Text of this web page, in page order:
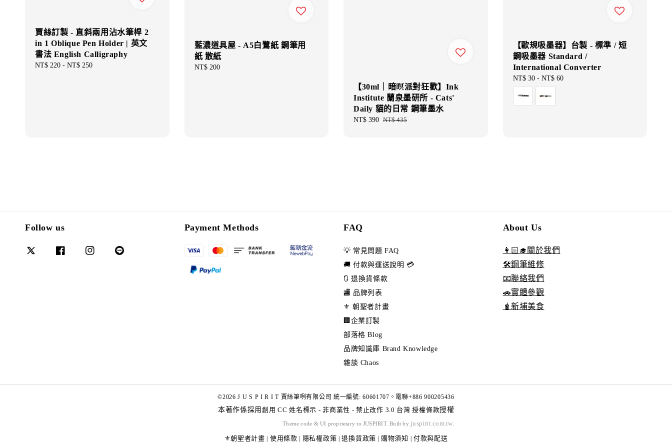
賈絲訂製 - 直斜兩用沾水筆桿 2
in 1 Oblique Pen Holder | 英文
書法 English Calligraphy
Regular
NT$ 220 - NT$ 250
藍濃道具屋 - A5白鷺紙 鋼筆用
紙 散紙
Regular
NT$ 200
【30ml｜暗暝派對狂歡】Ink
Institute 蘭泉墨研所 - Cats'
Daily 貓的日常 鋼筆墨水
Sale
NT$ 390 Regular
NT$ 435
【歐規吸墨器】台製 - 標準 / 短
鋼吸墨器 Standard /
International Converter
Regular
price
NT$ 30- NT$ 60
Follow us Payment Methods FAQ
💡 常見問題 FAQ
🚚 付款與運送說明 💳
🔃 退換貨條款
🏬 品牌列表
⚜️ 朝聖者計畫
🏢企業訂製
部落格 Blog
品牌知識庫 Brand Knowledge
雜談 Chaos
About Us
👩🏻‍🎓關於我們
🛠️鋼筆維修
📧聯絡我們
🚗實體參觀
🧋新埔美食
©2026 J U S P I R I T 賈絲筆咧有限公司 統一編號: 60601707。電聯+886 900205436
本著作係採用創用 CC 姓名標示 - 非商業性 - 禁止改作 3.0 台灣 授權條款授權
Theme code & UI proprietary to JUSPIRIT. Built by juspirit.com.tw
⚜️朝聖者計畫 使用條款 隱私權政策 |退換貨政策 購物須知 付款與配送